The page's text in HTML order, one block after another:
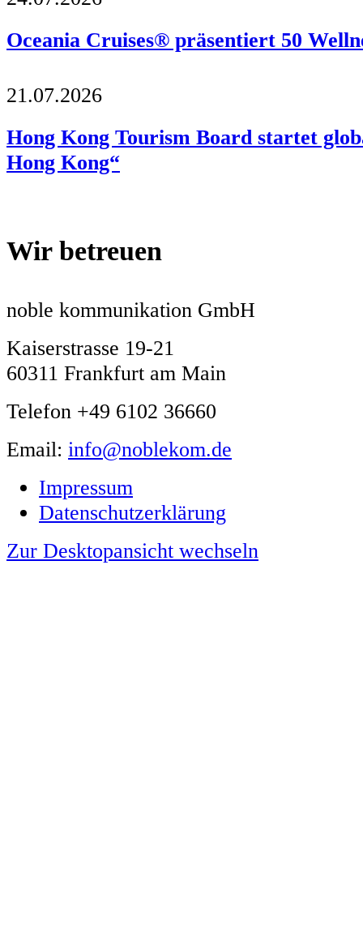
Oceania Cruises® präsentiert 50
21.07.2026
Hong Kong Tourism Board startet
Hong Kong“
Wir betreuen
noble kommunikation GmbH
Kaiserstrasse 19-21
60311 Frankfurt am Main
Telefon +49 6102 36660
Email: info@noblekom.de
Impressum
Datenschutzerklärung
Zur Desktopansicht wechseln